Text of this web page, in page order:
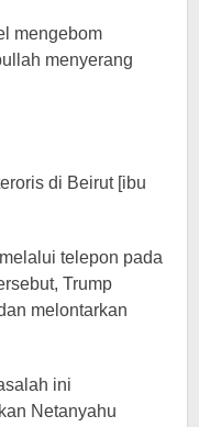
mengebom
menyerang
di Beirut [ibu
telepon pada
Trump
melontarkan
ini
Netanyahu